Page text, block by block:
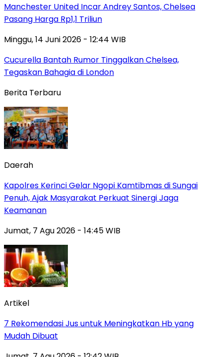
Manchester United Incar Andrey Santos, Chelsea
Pasang Harga Rp1,1 Triliun
Minggu, 14 Juni 2026 - 12:44 WIB
Cucurella Bantah Rumor Tinggalkan Chelsea,
Tegaskan Bahagia di London
Berita Terbaru
Daerah
Kapolres Kerinci Gelar Ngopi Kamtibmas di Sungai
Penuh, Ajak Masyarakat Perkuat Sinergi Jaga
Keamanan
Jumat, 7 Agu 2026 - 14:45 WIB
Artikel
7 Rekomendasi Jus untuk Meningkatkan Hb yang
Mudah Dibuat